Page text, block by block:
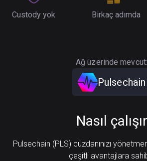
Custody yok Birkaç adımda
Ağ üzerinde mevcut:
Pulsechain
Nasıl çalışır
Pulsechain (PLS) cüzdanınızı
çeşitli avantajlara